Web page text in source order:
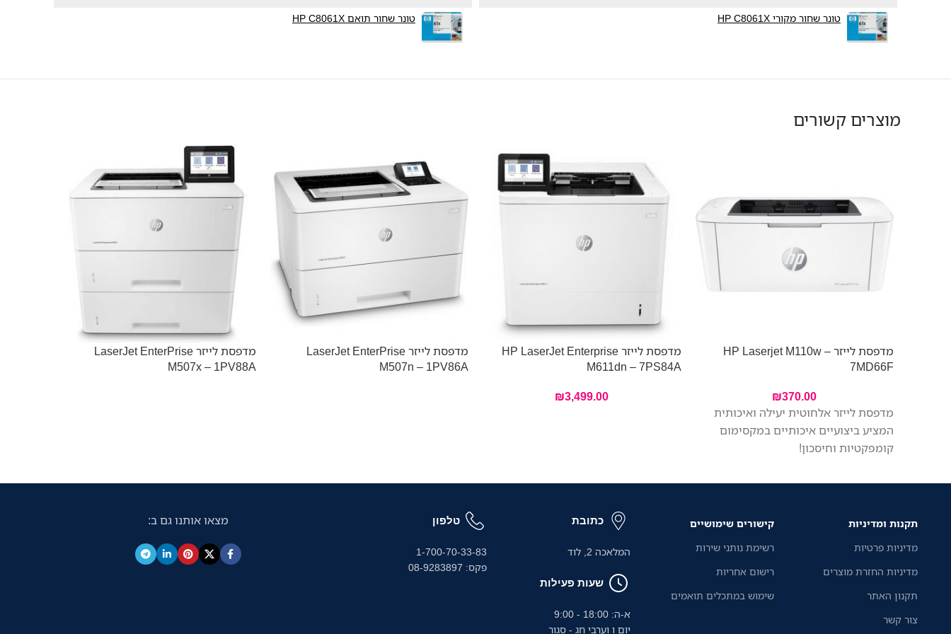
טונר שחור מקורי HP C8061X טונר שחור תואם HP C8061X
מוצרים קשורים
מדפסת לייזר HP Laserjet M110w –
7MD66F
₪370.00
מדפסת לייזר אלחוטית יעילה ואיכותית
המציע ביצועיים איכותיים במקסימום
קומפקטיות וחיסכון!
מדפסת לייזר HP LaserJet Enterprise
M611dn – 7PS84A
₪3,499.00
מדפסת לייזר LaserJet EnterPrise
M507n – 1PV86A
מדפסת לייזר LaserJet EnterPrise
M507x – 1PV88A
תקנות ומדיניות
מדיניות פרטיות
מדיניות החזרת מוצרים
תקנון האתר
צור קשר
קישורים שימושיים
רשימת נותני שירות
רישום אחריות
שימוש במתכלים תואמים
כתובת
המלאכה 2, לוד
שעות פעילות
א-ה: 18:00 - 9:00
יום ו וערבי חג - סגור
טלפון
1-700-70-33-83
פקס: 08-9283897
מצאו אותנו גם ב: